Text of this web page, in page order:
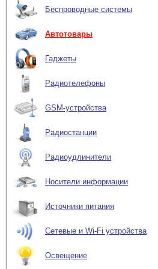
Беспроводные системы
Автотовары
Гаджеты
Радиотелефоны
GSM-устройства
Радиостанции
Радиоудлинители
Носители информации
Источники питания
Сетевые и Wi-Fi устройства
Освещение